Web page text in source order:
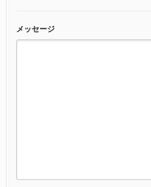
メッセージ